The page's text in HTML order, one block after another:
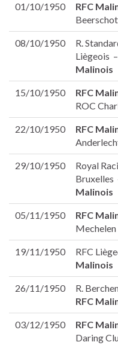
01/10/1950 RFC
08/10/1950
R.
Liègeois –
Malinois
15/10/1950 RFC
ROC
22/10/1950 RFC
29/10/1950
Royal
Bruxelles
Malinois
05/11/1950 RFC
Mechelen
19/11/1950 RFC
Malinois
26/11/1950
R.
RFC
03/12/1950 RFC
Daring